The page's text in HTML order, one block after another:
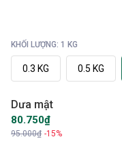
KHỐI LƯỢNG: 1 KG
0.3 KG 0.5 KG
Dưa mật
80.750₫
95.000₫ -15%